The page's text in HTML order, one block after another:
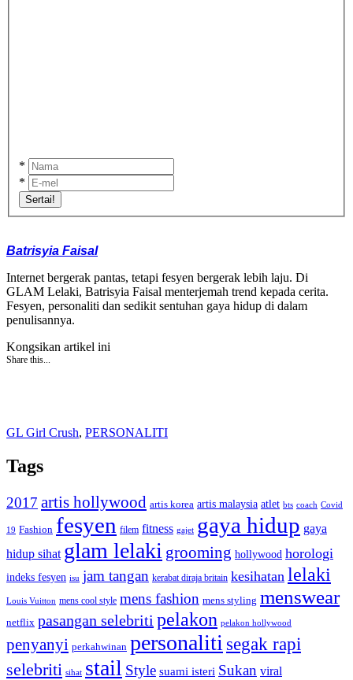
*
*
Sertai!
Batrisyia Faisal
Internet bergerak pantas, tetapi fesyen bergerak lebih laju. Di
GLAM Lelaki, Batrisyia Faisal menterjemah trend kepada cerita.
Fesyen, personaliti dan sedikit sentuhan gaya hidup di dalam
penulisannya.
Kongsikan artikel ini
Share this...
GL Girl Crush, PERSONALITI
Tags
2017 artis hollywood artis korea artis malaysia atlet bts coach Covid
19 Fashion fesyen filem fitness gajet gaya hidup gaya
hidup sihat glam lelaki grooming hollywood horologi
indeks fesyen isu jam tangan kerabat diraja britain kesihatan lelaki
Louis Vuitton mens cool style mens fashion mens styling menswear
netflix pasangan selebriti pelakon pelakon hollywood
penyanyi perkahwinan personaliti segak rapi
selebriti sihat stail Style suami isteri Sukan viral